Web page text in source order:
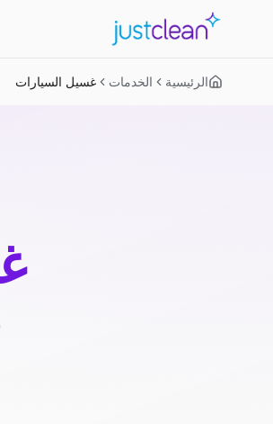
الرئيسية الخدمات غسيل السيارات